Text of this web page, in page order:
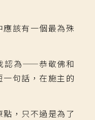
該有一個最為殊
為——恭敬佛和
句話，在施主的
，只不過是為了